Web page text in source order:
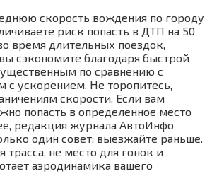
скорость вождения по городу
риск попасть в ДТП на 50
время длительных поездок,
сэкономите благодаря быстрой
по сравнению с
с ускорением. Не торопитесь,
скорости. Если вам
попасть в определенное место
редакция журнала АвтоИнфо
один совет: выезжайте раньше.
трасса, не место для гонок и
аэродинамика вашего